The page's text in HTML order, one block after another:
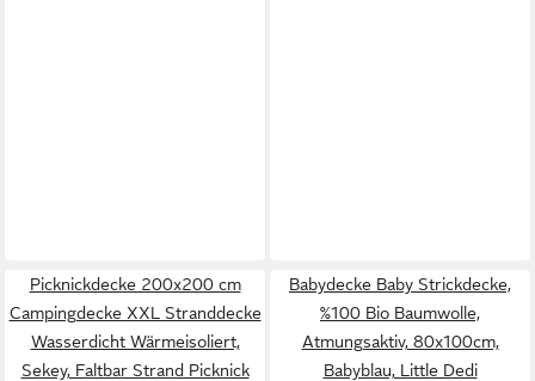
Picknickdecke 200x200 cm
Campingdecke XXL Stranddecke
Wasserdicht Wärmeisoliert,
Sekey, Faltbar Strand Picknick
Babydecke Baby Strickdecke,
%100 Bio Baumwolle,
Atmungsaktiv, 80x100cm,
Babyblau, Little Dedi